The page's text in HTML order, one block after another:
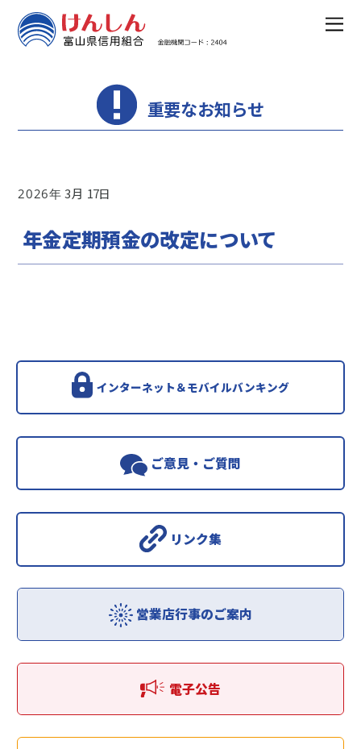
重要なお知らせ
2026 3 17
年金定期預金の改定について
インターネット＆モバイルバンキング
ご意見・ご質問
リンク集
営業店行事のご案内
電子公告